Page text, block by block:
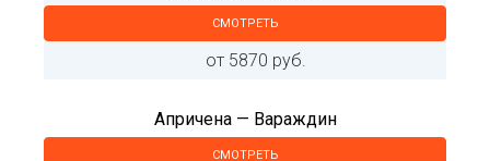
СМОТРЕТЬ
от 5870 руб.
Апричена — Вараждин
СМОТРЕТЬ